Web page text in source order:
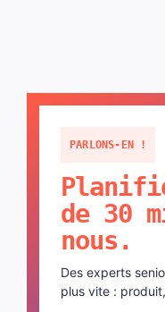
PARLONS-EN !
de 30
nous.
Des experts
plus vite :